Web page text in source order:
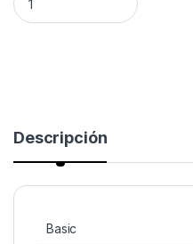
Descripción
Basic